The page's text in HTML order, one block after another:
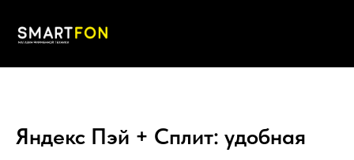
Яндекс Пэй + Сплит: удобная